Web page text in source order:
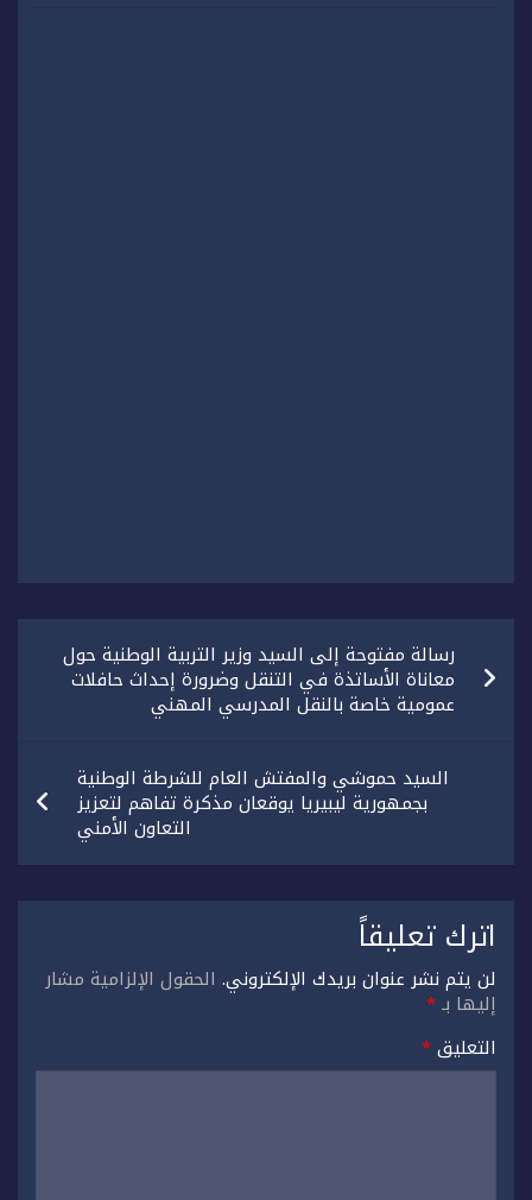
تصفّح
المقالاترسالة مفتوحة إلى السيد وزير التربية الوطنية حول
معاناة الأساتذة في التنقل وضرورة إحداث حافلات
عمومية خاصة بالنقل المدرسي المهني
السيد حموشي والمفتش العام للشرطة الوطنية
بجمهورية ليبيريا يوقعان مذكرة تفاهم لتعزيز
التعاون الأمني
اترك تعليقاً
لن يتم نشر عنوان بريدك الإلكتروني. الحقول الإلزامية مشار
إليها بـ*
التعليق*